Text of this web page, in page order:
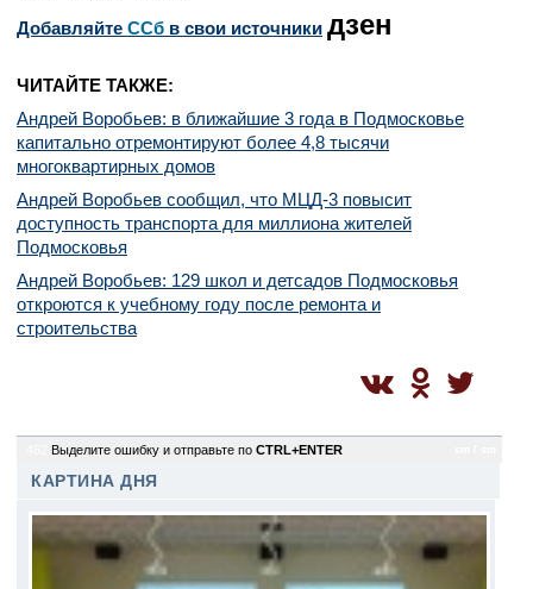
Добавляйте CСб в свои источники дзен
ЧИТАЙТЕ ТАКЖЕ:
Андрей Воробьев: в ближайшие 3 года в Подмосковье
капитально отремонтируют более 4,8 тысячи
многоквартирных домов
Андрей Воробьев сообщил, что МЦД-3 повысит
доступность транспорта для миллиона жителей
Подмосковья
Андрей Воробьев: 129 школ и детсадов Подмосковья
откроются к учебному году после ремонта и
строительства
Выделите ошибку и отправьте по CTRL+ENTER
КАРТИНА ДНЯ